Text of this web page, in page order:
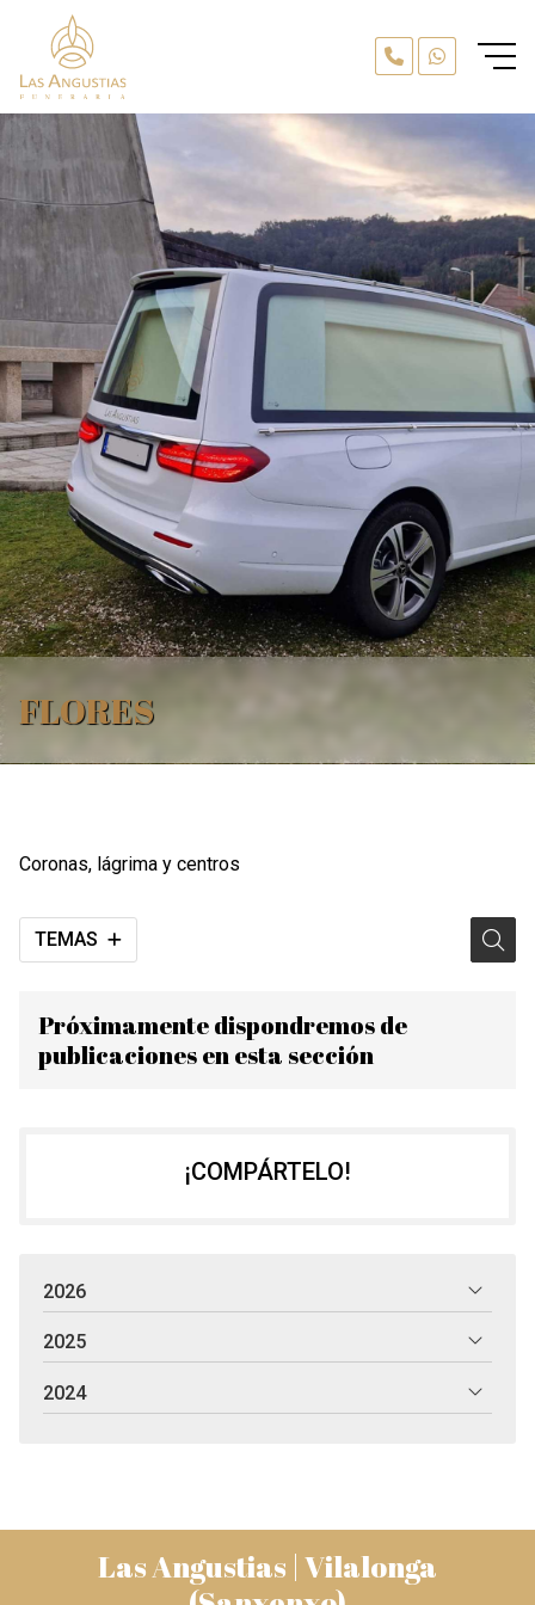
FLORES
Coronas, lágrima y centros
TEMAS
Próximamente dispondremos de
publicaciones en esta sección
¡COMPÁRTELO!
2026
2025
2024
Las Angustias | Vilalonga